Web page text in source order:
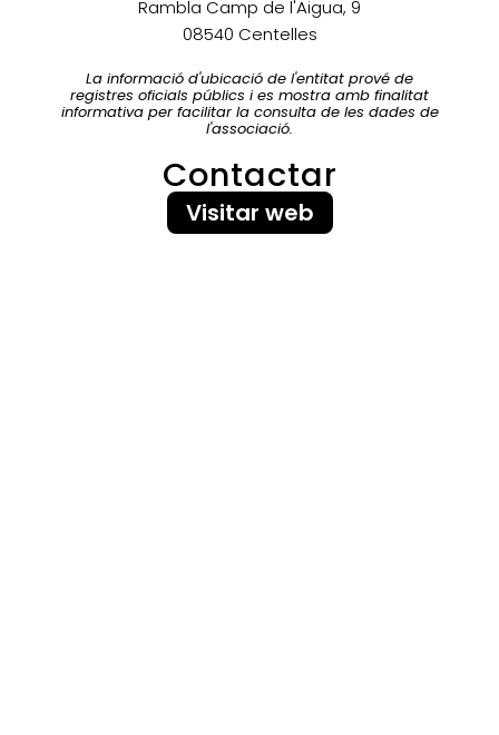
Rambla Camp de l'Aigua, 9
08540 Centelles
La informació d'ubicació de l'entitat prové de
registres oficials públics i es mostra amb finalitat
informativa per facilitar la consulta de les dades de
l'associació.
Contactar
Visitar web